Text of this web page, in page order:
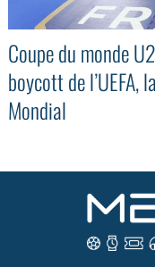
Coupe du monde
boycott de
Mondial